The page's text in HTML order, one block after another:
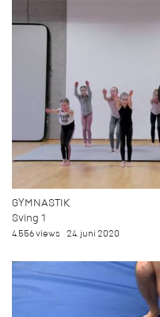
GYMNASTIK
Sving 1
4.556 views 24. juni 2020